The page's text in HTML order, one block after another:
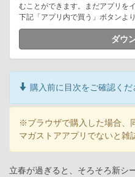
むことができます。まだアプリを
下記「アプリ内で買う」ボタンよ
ダウ
購入前に目次をご確認くだ
※ブラウザで購入した場合、
マガストアアプリでないと雑
立春が過ぎると、そろそろ新シ